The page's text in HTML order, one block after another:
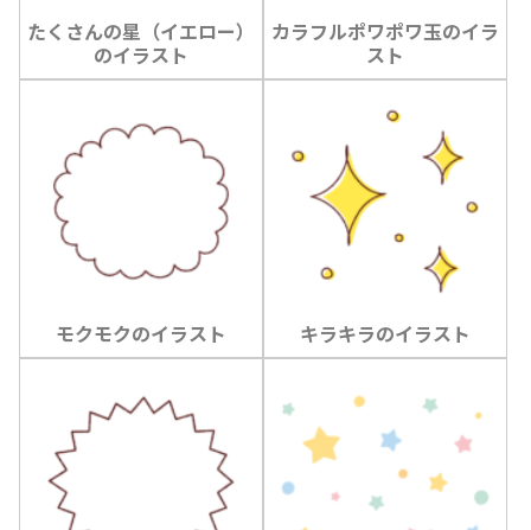
たくさんの星（イエロー）
のイラスト
カラフルポワポワ玉のイラ
スト
モクモクのイラスト キラキラのイラスト